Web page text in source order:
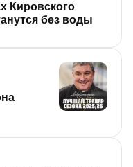
Кировского
без воды